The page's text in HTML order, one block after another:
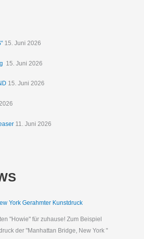
15. Juni 2026
15. Juni 2026
15. Juni 2026
11. Juni 2026
"Howie" für zuhause! Zum Beispiel
der "Manhattan Bridge, New York "